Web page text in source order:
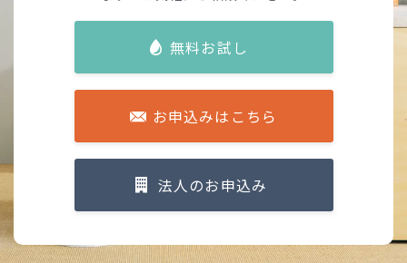
無料お試し
お申込みはこちら
法人のお申込み